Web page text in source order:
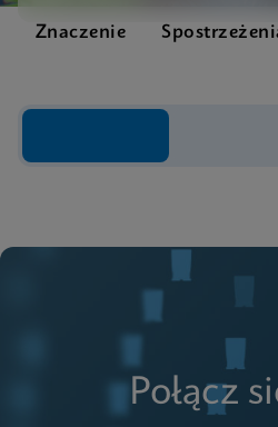
Znaczenie
Połącz